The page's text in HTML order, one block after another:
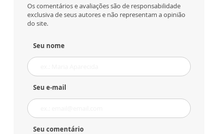
Os comentários e avaliações são de responsabilidade
exclusiva de seus autores e não representam a opinião
do site.
Seu nome
Seu e-mail
Seu comentário